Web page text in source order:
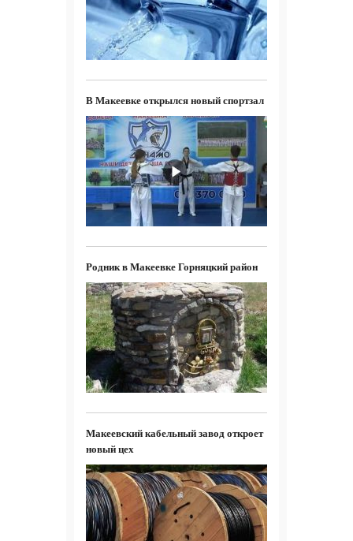
В Макеевке открылся новый спортзал
Родник в Макеевке Горняцкий район
Макеевский кабельный завод откроет
новый цех